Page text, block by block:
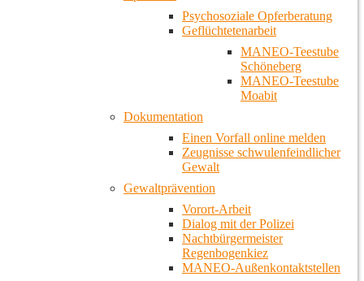
Psychosoziale Opferberatung
Geflüchtetenarbeit
MANEO-Teestube
Schöneberg
MANEO-Teestube
Moabit
Dokumentation
Einen Vorfall online melden
Zeugnisse schwulenfeindlicher
Gewalt
Gewaltprävention
Vorort-Arbeit
Dialog mit der Polizei
Nachtbürgermeister
Regenbogenkiez
MANEO-Außenkontaktstellen